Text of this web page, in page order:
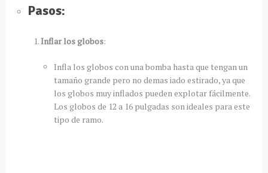
Pasos:
Inflar los globos:
Infla los globos con una bomba hasta que tengan un
tamaño grande pero no demas iado estirado, ya que
los globos muy inflados pueden explotar fácilmente.
Los globos de 12 a 16 pulgadas son ideales para este
tipo de ramo.